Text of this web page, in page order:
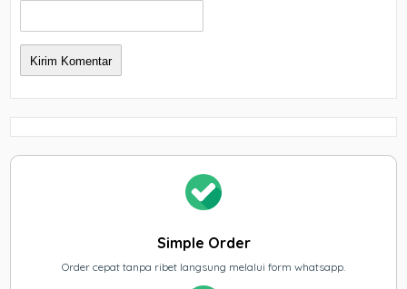
Simple Order
Order cepat tanpa ribet langsung melalui form whatsapp.